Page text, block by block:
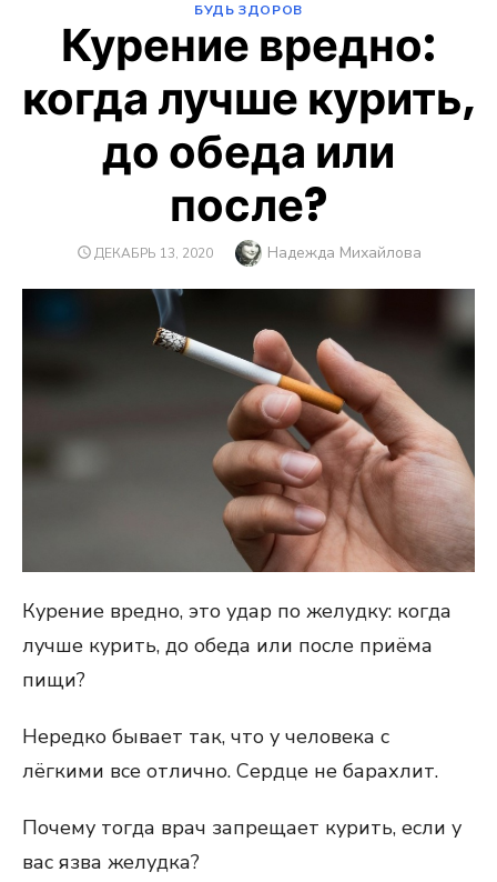
БУДЬ ЗДОРОВ
Курение вредно:
когда лучше курить,
до обеда или
после?
ОПУБЛИКОВАНО
ДЕКАБРЬ 13, 2020 Автор
Надежда Михайлова
Курение вредно, это удар по желудку: когда
лучше курить, до обеда или после приёма
пищи?
Нередко бывает так, что у человека с
лёгкими все отлично. Сердце не барахлит.
Почему тогда врач запрещает курить, если у
вас язва желудка?